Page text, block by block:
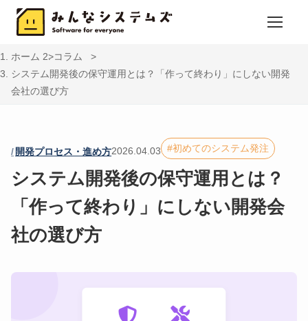
ホーム
コラム
システム開発後の保守運用とは？「作って終わり」にしない開発
会社の選び方
開発プロセス・進め方2026.04.03 初めてのシステム発注
システム開発後の保守運用とは？
「作って終わり」にしない開発会
社の選び方